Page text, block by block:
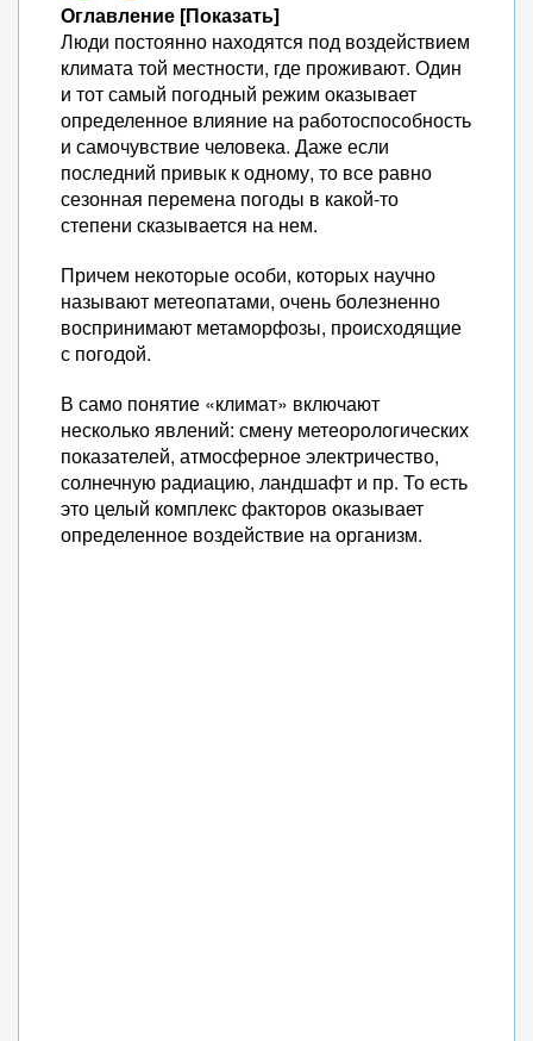
Оглавление [Показать]
Люди постоянно находятся под воздействием
климата той местности, где проживают. Один
и тот самый погодный режим оказывает
определенное влияние на работоспособность
и самочувствие человека. Даже если
последний привык к одному, то все равно
сезонная перемена погоды в какой-то
степени сказывается на нем.
Причем некоторые особи, которых научно
называют метеопатами, очень болезненно
воспринимают метаморфозы, происходящие
с погодой.
В само понятие «климат» включают
несколько явлений: смену метеорологических
показателей, атмосферное электричество,
солнечную радиацию, ландшафт и пр. То есть
это целый комплекс факторов оказывает
определенное воздействие на организм.